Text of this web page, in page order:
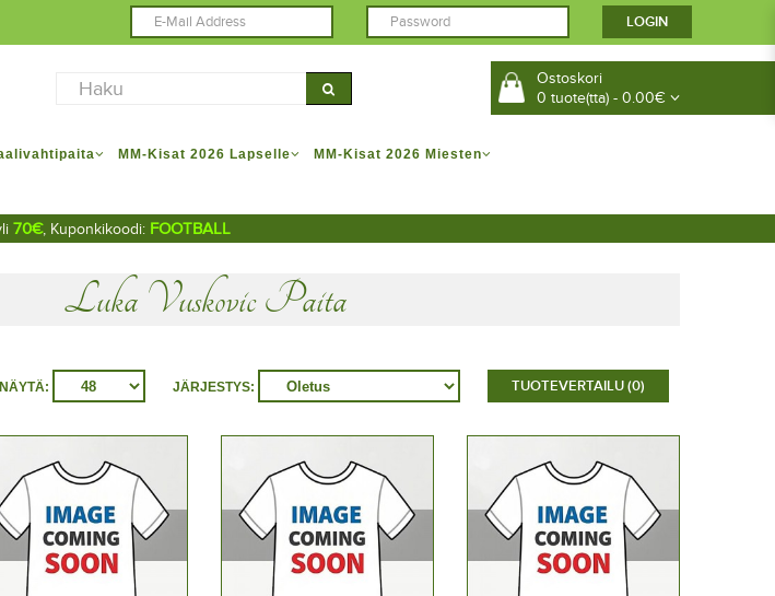
Ostoskori
0 tuote(tta) - 0.00€
MM-Kisat 2026 Lapselle MM-Kisat 2026 Miesten
70€, Kuponkikoodi: FOOTBALL
Luka Vuskovic Paita
TUOTEVERTAILU (0)
JÄRJESTYS:
NÄYTÄ: